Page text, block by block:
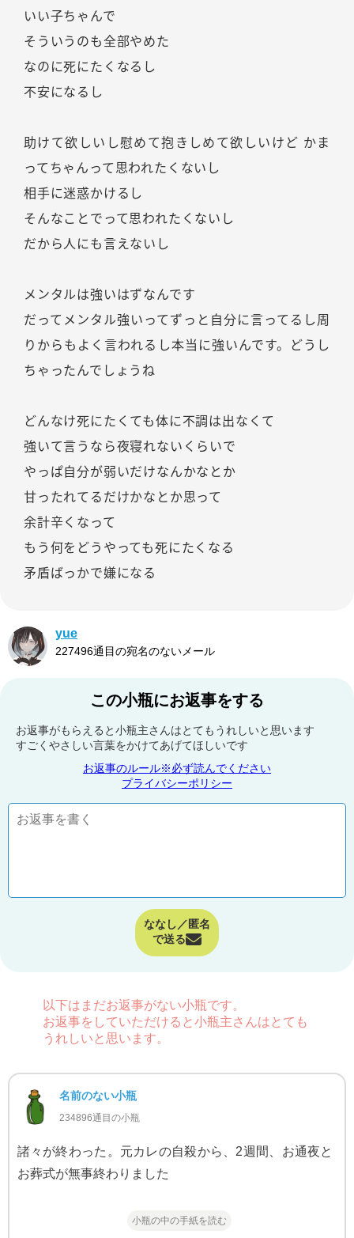
いい子ちゃんで
そういうのも全部やめた
なのに死にたくなるし
不安になるし
助けて欲しいし慰めて抱きしめて欲しいけど かま
ってちゃんって思われたくないし
相手に迷惑かけるし
そんなことでって思われたくないし
だから人にも言えないし
メンタルは強いはずなんです
だってメンタル強いってずっと自分に言ってるし周
りからもよく言われるし本当に強いんです。どうし
ちゃったんでしょうね
どんなけ死にたくても体に不調は出なくて
強いて言うなら夜寝れないくらいで
やっぱ自分が弱いだけなんかなとか
甘ったれてるだけかなとか思って
余計辛くなって
もう何をどうやっても死にたくなる
矛盾ばっかで嫌になる
yue
227496通目の宛名のないメール
この小瓶にお返事をする
お返事がもらえると小瓶主さんはとてもうれしいと思います
すごくやさしい言葉をかけてあげてほしいです
お返事のルール※必ず読んでください
プライバシーポリシー
ななし／匿名
で送る
以下はまだお返事がない小瓶です。
お返事をしていただけると小瓶主さんはとても
うれしいと思います。
名前のない小瓶
234896通目の小瓶
諸々が終わった。元カレの自殺から、2週間、お通夜と
お葬式が無事終わりました
小瓶の中の手紙を読む